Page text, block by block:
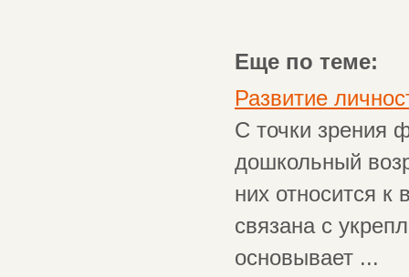
Еще по теме:
Развитие
С точки зрения
дошкольный
них относится к
связана с
основывает ...